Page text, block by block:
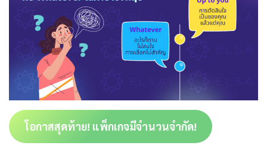
โอกาสสุดท้าย! แพ็กเกจมีจำนวนจำกัด!